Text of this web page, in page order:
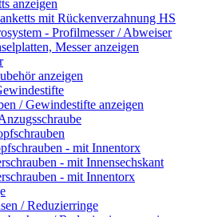
anzeigen
mit Rückenverzahnung HS
- Profilmesser / Abweiser
Messer anzeigen
anzeigen
/ Gewindestifte anzeigen
- mit Innentorx
- mit Innensechskant
- mit Innentorx
/ Reduzierringe